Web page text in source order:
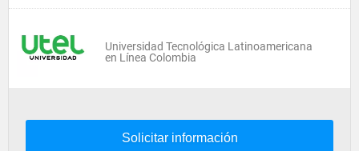
Universidad Tecnológica Latinoamericana
en Línea Colombia
Solicitar información